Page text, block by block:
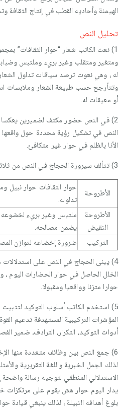
الهيمنة وأحاديه القطب في إنتاج الثقافة
تحليل النص
1) نعت الكاتب شعار “حوار الثقافات”
ومتغير ومتقلب وغير بريء وملتبس
له ، وهي نعوت ترصد سياقات تداول
وتتأرجح حسب طبيعة الشعار وملابسات
أو معيقات له.
2) في النص حضور مكثف لضميرين
النص في تشكيل رؤية محددة حول واقعها
الأنا بالظلم في حوار غير متكافئ.
3) تتألف سيرورة الحجاج في النص من ثلاثة مراحل يبينها الجدول الآتي:
الأطروحة
حوار الثقافات حوار نبيل
تدلوله.
الأطروحة
النقيض
ملتبس وغير بريء لخضوعه
يضمن مصالحه.
التركيب
ضرورة إخضاعه لتوازن
4) يبنى الحجاج في النص على استدلالات
الخلل الحاصل في حوار الحضارات اليوم
حوارا متزنا وواقعيا ومقبولا.
5) استخدم الكاتب أسلوب التوكيد
المؤشرات التركيبية المستهدفة تدعيم
أدوات التوكيد، التكرار، الترادف، ضمير
6) جمع النص بين وظائف متعددة منها
لذلك الجمل الخبرية واللغة التقريرية
الاستدلالي المنطقي لتوجيه رسالة واضحة
يدار اليوم حوار هش يقوم على مرتكزات
بلوغ أهدافه النبيلة ، لذلك ينبغي